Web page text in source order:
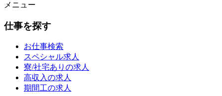
メニュー
仕事を探す
お仕事検索
スペシャル求人
寮/社宅ありの求人
高収入の求人
期間工の求人